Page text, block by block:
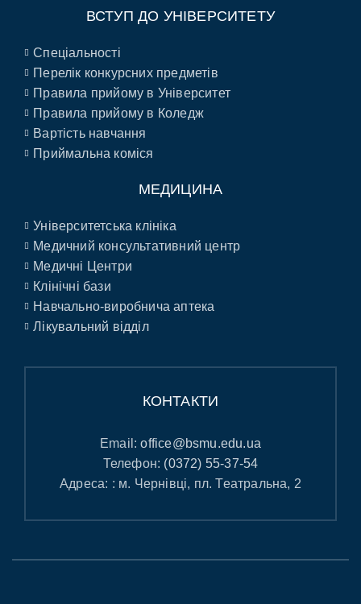
ВСТУП ДО УНІВЕРСИТЕТУ
Спеціальності
Перелік конкурсних предметів
Правила прийому в Університет
Правила прийому в Коледж
Вартість навчання
Приймальна коміся
МЕДИЦИНА
Університетська клініка
Медичний консультативний центр
Медичні Центри
Клінічні бази
Навчально-виробнича аптека
Лікувальний відділ
КОНТАКТИ
Email:office@bsmu.edu.ua
Телефон: (0372) 55-37-54
Адреса: : м. Чернівці, пл. Театральна, 2